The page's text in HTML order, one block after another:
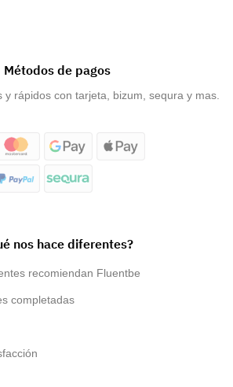
Métodos de pagos
y rápidos con tarjeta, bizum, sequra y mas.
nos hace diferentes?
recomiendan Fluentbe
completadas